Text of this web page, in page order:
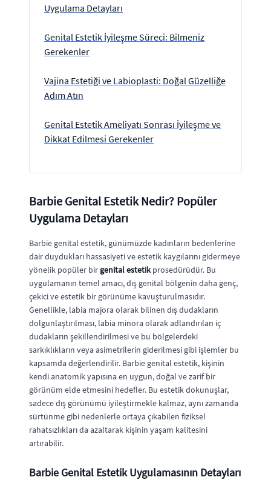
Uygulama Detayları
Genital Estetik İyileşme Süreci: Bilmeniz
Gerekenler
Vajina Estetiği ve Labioplasti: Doğal Güzelliğe
Adım Atın
Genital Estetik Ameliyatı Sonrası İyileşme ve
Dikkat Edilmesi Gerekenler
Barbie Genital Estetik Nedir? Popüler
Uygulama Detayları
Barbie genital estetik, günümüzde kadınların bedenlerine
dair duydukları hassasiyeti ve estetik kaygılarını gidermeye
yönelik popüler bir genital estetikprosedürüdür. Bu
uygulamanın temel amacı, dış genital bölgenin daha genç,
çekici ve estetik bir görünüme kavuşturulmasıdır.
Genellikle, labia majora olarak bilinen dış dudakların
dolgunlaştırılması, labia minora olarak adlandırılan iç
dudakların şekillendirilmesi ve bu bölgelerdeki
sarkıklıkların veya asimetrilerin giderilmesi gibi işlemler bu
kapsamda değerlendirilir. Barbie genital estetik, kişinin
kendi anatomik yapısına en uygun, doğal ve zarif bir
görünüm elde etmesini hedefler. Bu estetik dokunuşlar,
sadece dış görünümü iyileştirmekle kalmaz, aynı zamanda
sürtünme gibi nedenlerle ortaya çıkabilen fiziksel
rahatsızlıkları da azaltarak kişinin yaşam kalitesini
artırabilir.
Barbie Genital Estetik Uygulamasının Detayları